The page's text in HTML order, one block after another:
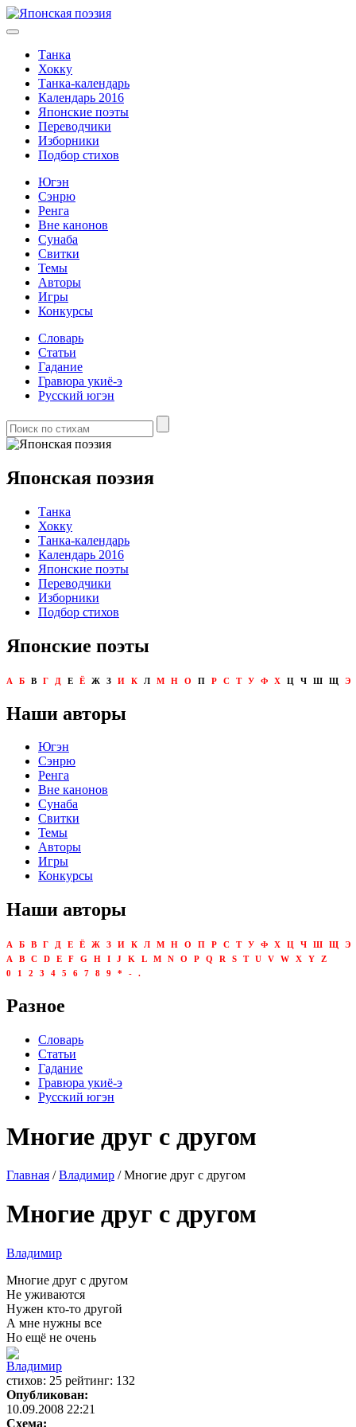
Танка
Хокку
Танка-календарь
Календарь 2016
Японские поэты
Переводчики
Изборники
Подбор стихов
Югэн
Сэнрю
Ренга
Вне канонов
Сунаба
Свитки
Темы
Авторы
Игры
Конкурсы
Словарь
Статьи
Гадание
Гравюра укиё-э
Русский югэн
Японская поэзия
Танка
Хокку
Танка-календарь
Календарь 2016
Японские поэты
Переводчики
Изборники
Подбор стихов
Японские поэты
А Б В Г Д Е Ё Ж З И К Л М Н О П Р С Т У Ф Х Ц Ч Ш Щ Э
Наши авторы
Югэн
Сэнрю
Ренга
Вне канонов
Сунаба
Свитки
Темы
Авторы
Игры
Конкурсы
Наши авторы
А Б В Г Д Е Ё Ж З И К Л М Н О П Р С Т У Ф Х Ц Ч Ш Щ
Э
A
B C D E F G H I J K L M N O P Q R S T U V W X Y
Z
0
1 2 3 4 5 6 7 8 9 * - .
Разное
Словарь
Статьи
Гадание
Гравюра укиё-э
Русский югэн
Многие друг с другом
Главная /Владимир / Многие друг с другом
Многие друг с другом
Владимир
Многие друг с другом
Не уживаются
Нужен кто-то другой
А мне нужны все
Но ещё не очень
Владимир
cтихов: 25 рейтинг: 132
Опубликован:
10.09.2008 22:21
Схема: